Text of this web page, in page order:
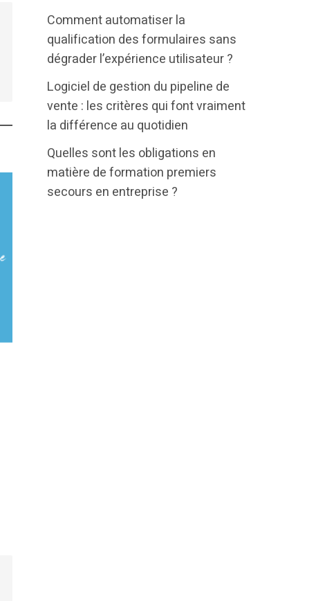
t
e
r
b
o
k
k
e
d
n
Comment automatiser la
qualification des formulaires sans
dégrader l’expérience utilisateur ?
Logiciel de gestion du pipeline de
vente : les critères qui font vraiment
la différence au quotidien
Quelles sont les obligations en
matière de formation premiers
secours en entreprise ?